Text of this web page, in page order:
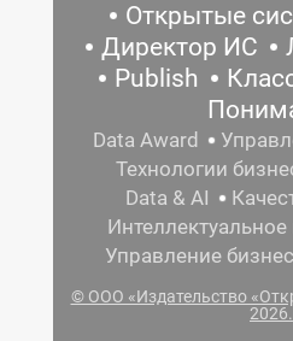
Открытые
Директор ИС
Publish
Data Award
Технологии
Data & AI
Управление
© ООО «Издательство
2026.